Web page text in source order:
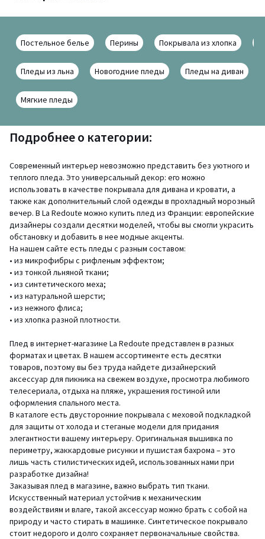
Постельное белье Перины Покрывала из хлопка
Пледы из льна Новогодние пледы Пледы на диван
Мягкие пледы
Подробнее о категории:
Современный интерьер невозможно представить без уютного и
теплого пледа. Это универсальный декор: его можно
использовать в качестве покрывала для дивана и кровати, а
также как дополнительный слой одежды в прохладный морозный
вечер. В La Redoute можно купить плед из Франции: европейские
дизайнеры создали десятки моделей, чтобы вы смогли украсить
обстановку и добавить в нее модные акценты.
На нашем сайте есть пледы с разным составом:
• из микрофибры с рифленым эффектом;
• из тонкой льняной ткани;
• из синтетического меха;
• из натуральной шерсти;
• из нежного флиса;
• из хлопка разной плотности.
Плед в интернет-магазине La Redoute представлен в разных
форматах и цветах. В нашем ассортименте есть десятки
товаров, поэтому вы без труда найдете дизайнерский
аксессуар для пикника на свежем воздухе, просмотра любимого
телесериала, отдыха на пляже, украшения гостиной или
оформления спального места.
В каталоге есть двусторонние покрывала с меховой подкладкой
для защиты от холода и стеганые модели для придания
элегантности вашему интерьеру. Оригинальная вышивка по
периметру, жаккардовые рисунки и пушистая бахрома – это
лишь часть стилистических идей, использованных нами при
разработке дизайна!
Заказывая плед в магазине, важно выбрать тип ткани.
Искусственный материал устойчив к механическим
воздействиям и влаге, такой аксессуар можно брать с собой на
природу и часто стирать в машинке. Синтетическое покрывало
стоит недорого и долго сохраняет первоначальные свойства.